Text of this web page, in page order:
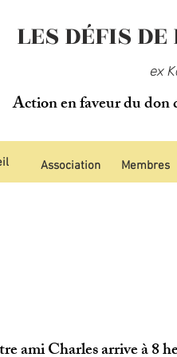
LES DÉFIS
ex
Action en faveur du don
Association Membres
ami Charles arrive à 8